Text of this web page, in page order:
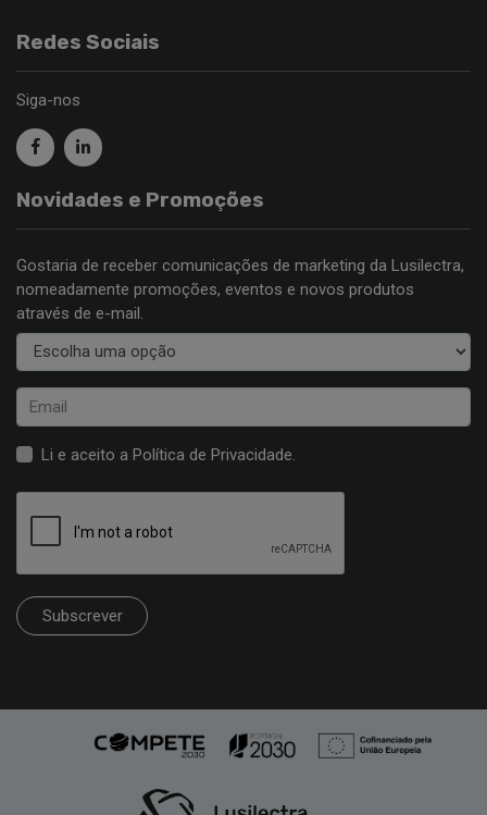
Redes Sociais
Siga-nos
Novidades e Promoções
Gostaria de receber comunicações de marketing da Lusilectra,
nomeadamente promoções, eventos e novos produtos
através de e-mail.
Li e aceito a Política de Privacidade
Subscrever